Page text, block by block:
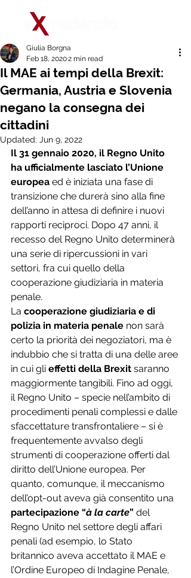
Il MAE ai tempi della Brexit:
Germania, Austria e Slovenia
negano la consegna dei
cittadini
Giulia Borgna
Feb 18, 20202 min read
Updated: Jun 9, 2022
Il 31 gennaio 2020, il Regno Unito
ha ufficialmente lasciato l’Unione
europea ed è iniziata una fase di
transizione che durerà sino alla fine
dell’anno in attesa di definire i nuovi
rapporti reciproci. Dopo 47 anni, il
recesso del Regno Unito determinerà
una serie di ripercussioni in vari
settori, fra cui quello della
cooperazione giudiziaria in materia
penale.
La cooperazione giudiziaria e di
polizia in materia penale non sarà
certo la priorità dei negoziatori, ma è
indubbio che si tratta di una delle aree
in cui gli effetti della Brexit saranno
maggiormente tangibili. Fino ad oggi,
il Regno Unito – specie nell’ambito di
procedimenti penali complessi e dalle
sfaccettature transfrontaliere – si è
frequentemente avvalso degli
strumenti di cooperazione offerti dal
diritto dell’Unione europea. Per
quanto, comunque, il meccanismo
dell’opt-out aveva già consentito una
partecipazione “à la carte” del
Regno Unito nel settore degli affari
penali (ad esempio, lo Stato
britannico aveva accettato il MAE e
l’Ordine Europeo di Indagine Penale,